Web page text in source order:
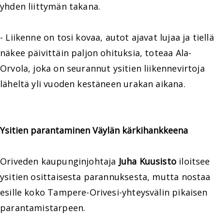
yhden liittymän takana.
- Liikenne on tosi kovaa, autot ajavat lujaa ja tiellä
näkee päivittäin paljon ohituksia, toteaa Ala-
Orvola, joka on seurannut ysitien liikennevirtoja
läheltä yli vuoden kestäneen urakan aikana.
Ysitien parantaminen Väylän kärkihankkeena
Oriveden kaupunginjohtaja Juha Kuusisto iloitsee
ysitien osittaisesta parannuksesta, mutta nostaa
esille koko Tampere-Orivesi-yhteysvälin pikaisen
parantamistarpeen.